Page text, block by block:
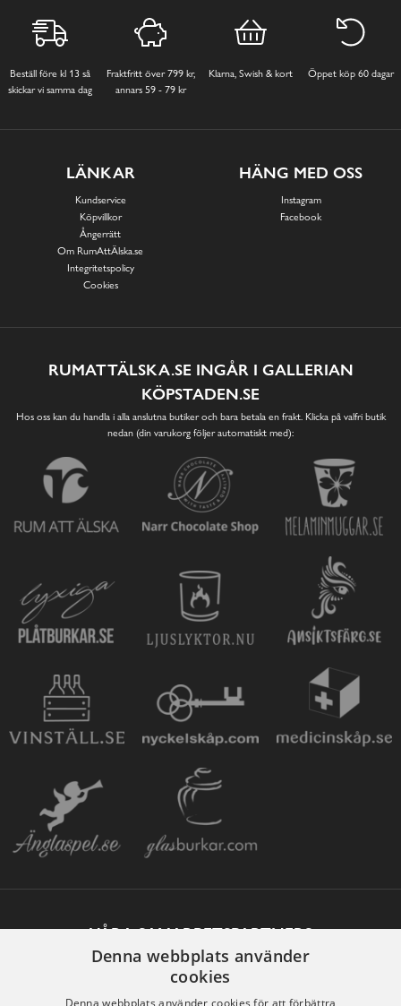
Beställ före kl 13 så
skickar vi samma dag
Fraktfritt över 799 kr,
annars 59 - 79 kr
Klarna, Swish & kort Öppet köp 60 dagar
LÄNKAR
Kundservice
Köpvillkor
Ångerrätt
Om RumAttÄlska.se
Integritetspolicy
Cookies
HÄNG MED OSS
Instagram
Facebook
RUMATTÄLSKA.SE INGÅR I GALLERIAN
KÖPSTADEN.SE
Hos oss kan du handla i alla anslutna butiker och bara betala en frakt. Klicka på valfri butik
nedan (din varukorg följer automatiskt med):
VÅRA SAMARBETSPARTNERS
Denna webbplats använder
cookies
Denna webbplats använder cookies för att förbättra